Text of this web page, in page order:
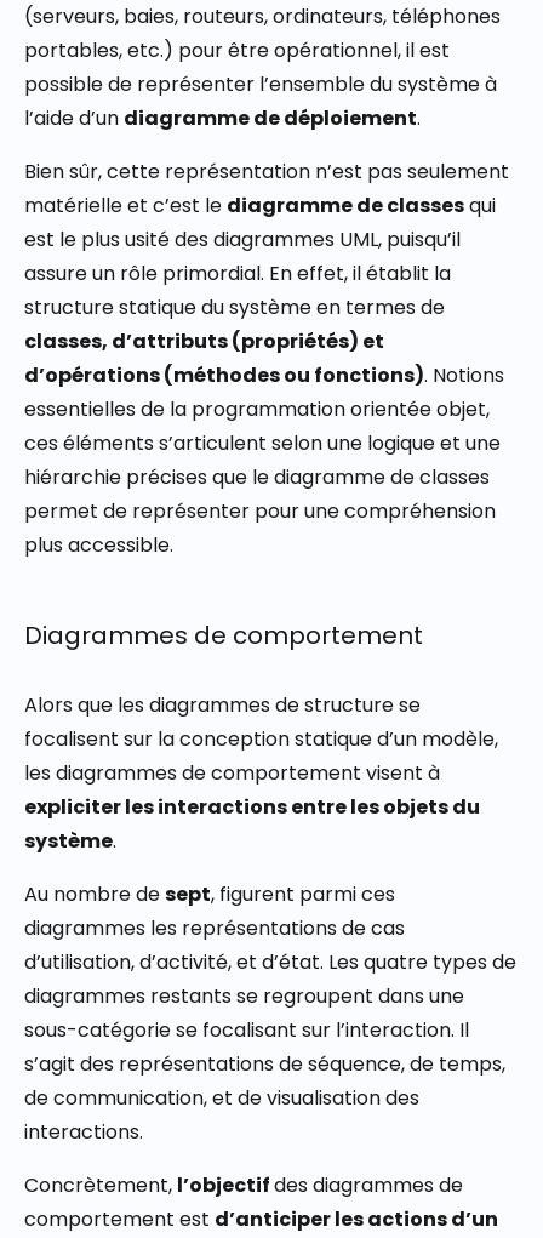
(serveurs, baies, routeurs, ordinateurs, téléphones
portables, etc.) pour être opérationnel, il est
possible de représenter l’ensemble du système à
l’aide d’un diagramme de déploiement.
Bien sûr, cette représentation n’est pas seulement
matérielle et c’est le diagramme de classesqui
est le plus usité des diagrammes UML, puisqu’il
assure un rôle primordial. En effet, il établit la
structure statique du système en termes de
classes, d’attributs (propriétés) et
d’opérations (méthodes ou fonctions). Notions
essentielles de la programmation orientée objet,
ces éléments s’articulent selon une logique et une
hiérarchie précises que le diagramme de classes
permet de représenter pour une compréhension
plus accessible.
Diagrammes de comportement
Alors que les diagrammes de structure se
focalisent sur la conception statique d’un modèle,
les diagrammes de comportement visent à
expliciter les interactions entre les objets du
système.
Au nombre desept, figurent parmi ces
diagrammes les représentations de cas
d’utilisation, d’activité, et d’état. Les quatre types de
diagrammes restants se regroupent dans une
sous-catégorie se focalisant sur l’interaction. Il
s’agit des représentations de séquence, de temps,
de communication, et de visualisation des
interactions.
Concrètement, l’objectifdes diagrammes de
comportement est d’anticiper les actions d’un